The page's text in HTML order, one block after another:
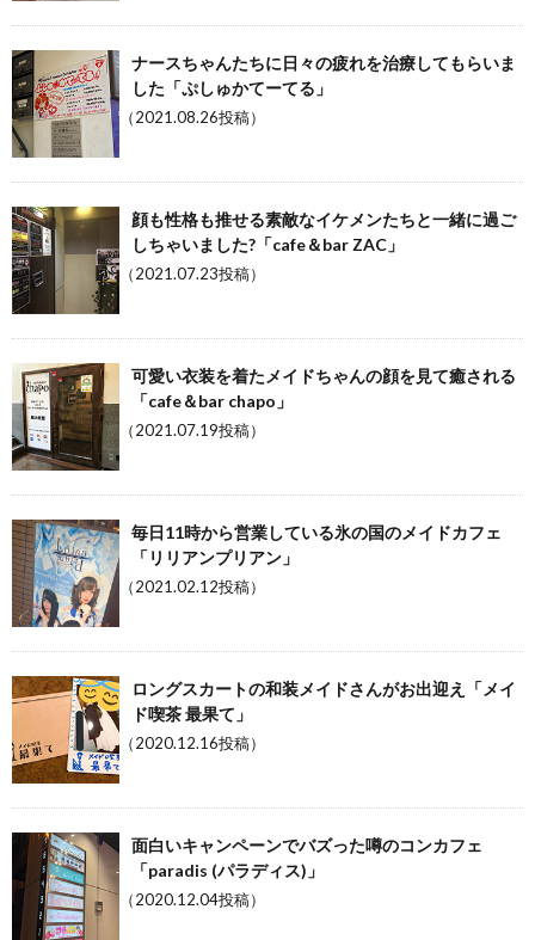
ナースちゃんたちに日々の疲れを治療してもらいま
した「ぷしゅかてーてる」
（2021.08.26投稿）
顔も性格も推せる素敵なイケメンたちと一緒に過ご
しちゃいました?「cafe＆bar ZAC」
（2021.07.23投稿）
可愛い衣装を着たメイドちゃんの顔を見て癒される
「cafe＆bar chapo」
（2021.07.19投稿）
毎日11時から営業している氷の国のメイドカフェ
「リリアンプリアン」
（2021.02.12投稿）
ロングスカートの和装メイドさんがお出迎え「メイ
ド喫茶 最果て」
（2020.12.16投稿）
面白いキャンペーンでバズった噂のコンカフェ
「paradis (パラディス)」
（2020.12.04投稿）